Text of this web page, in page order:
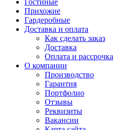
Гостиные
Прихожие
Гардеробные
Доставка и оплата
Как сделать заказ
Доставка
Оплата и рассрочка
О компании
Производство
Гарантия
Портфолио
Отзывы
Реквизиты
Вакансии